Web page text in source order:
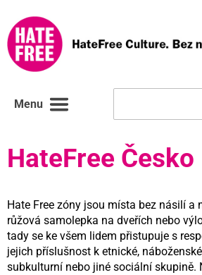
Menu
HateFree Česko
Hate Free zóny jsou místa bez násilí a
růžová samolepka na dveřích nebo
tady se ke všem lidem přistupuje s
jejich příslušnost k etnické,
subkulturní nebo jiné sociální skupině.